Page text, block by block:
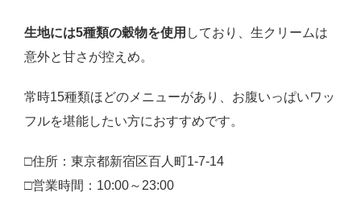
生地には5種類の穀物を使用 しており、生クリームは
意外と甘さが控えめ。
常時15種類ほどのメニューがあり、お腹いっぱいワッ
フルを堪能したい方におすすめです。
□住所：東京都新宿区百人町1-7-14
□営業時間：10:00～23:00